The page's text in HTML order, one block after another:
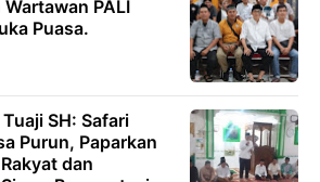
PALI
Puasa.
SH: Safari
Purun, Paparkan
dan